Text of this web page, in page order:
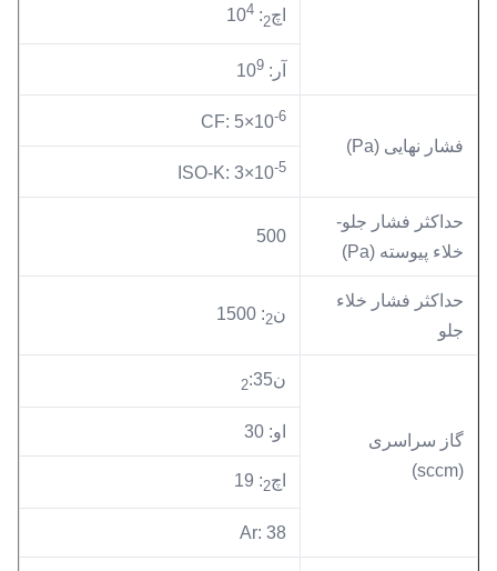
اچ2
: 10
4
آر: 10 9
فشار نهایی (Pa)
CF: 5×10-6
ISO-K: 3×10-5
حداکثر فشار جلو-
خلاء پیوسته (Pa)
500
حداکثر فشار خلاء
جلو
ن2
: 1500
گاز سراسری
(sccm)
ن 2:35
او: 30
اچ2
: 19
Ar: 38